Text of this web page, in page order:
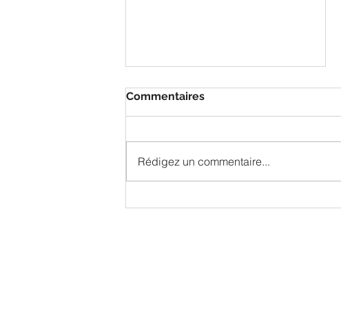
Commentaires
Rédigez un commentaire...